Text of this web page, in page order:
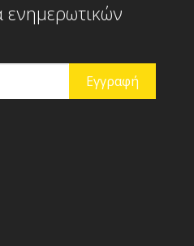
ενημερωτικών